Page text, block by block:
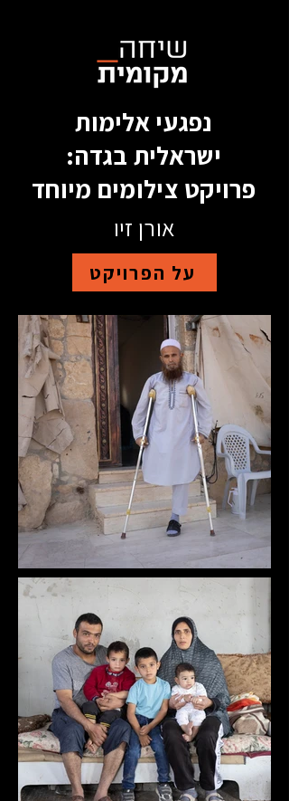
נפגעי אלימות
ישראלית בגדה:
פרויקט צילומים מיוחד
אורן זיו
על הפרויקט